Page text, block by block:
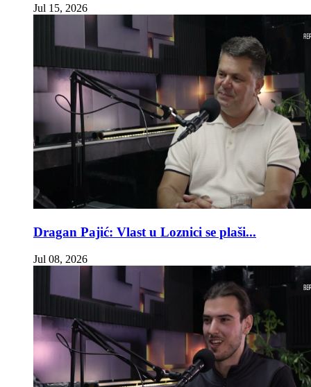
Jul 15, 2026
Dragan Pajić: Vlast u Loznici se plaši...
Jul 08, 2026